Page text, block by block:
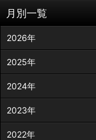
月別一覧
2026年
2025年
2024年
2023年
2022年